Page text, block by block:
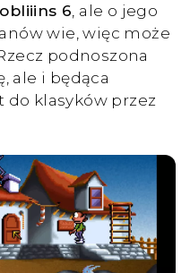
6 , ale o jego
wie, więc może
podnoszona
ale i będąca
do klasyków przez